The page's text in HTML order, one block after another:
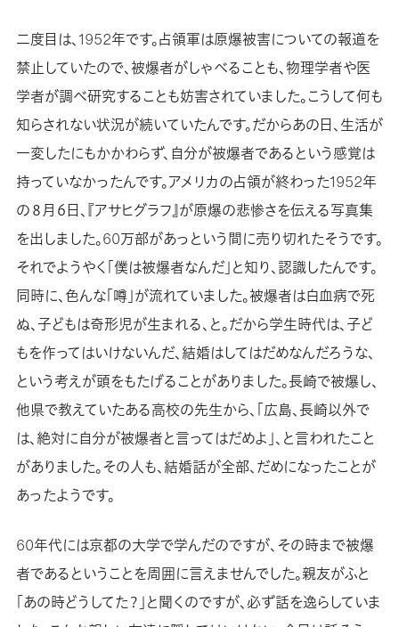
二度目は、1952年です。占領軍は原爆被害についての報道を
禁止していたので、被爆者がしゃべることも、物理学者や医
学者が調べ研究することも妨害されていました。こうして何も
知らされない状況が続いていたんです。だからあの日、生活が
一変したにもかかわらず、自分が被爆者であるという感覚は
持っていなかったんです。アメリカの占領が終わった1952年
の８月６日、『アサヒグラフ』が原爆の悲惨さを伝える写真集
を出しました。60万部があっという間に売り切れたそうです。
それでようやく「僕は被爆者なんだ」と知り、認識したんです。
同時に、色んな「噂」が流れていました。被爆者は白血病で死
ぬ、子どもは奇形児が生まれる、と。だから学生時代は、子ど
もを作ってはいけないんだ、結婚はしてはだめなんだろうな、
という考えが頭をもたげることがありました。長崎で被爆し、
他県で教えていたある高校の先生から、「広島、長崎以外で
は、絶対に自分が被爆者と言ってはだめよ」、と言われたこと
がありました。その人も、結婚話が全部、だめになったことが
あったようです。
60年代には京都の大学で学んだのですが、その時まで被爆
者であるということを周囲に言えませんでした。親友がふと
「あの時どうしてた？」と聞くのですが、必ず話を逸らしていま